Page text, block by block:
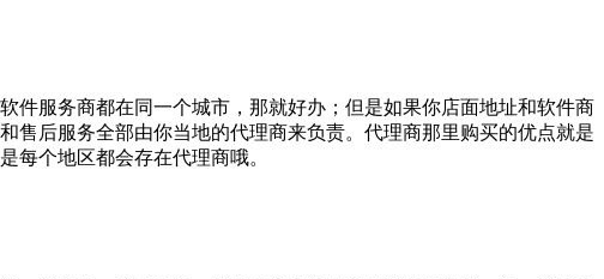
件服务商都在同一个城市，那就好办；但是如果你店面地址和软件商
售后服务全部由你当地的代理商来负责。代理商那里购买的优点就是
每个地区都会存在代理商哦。